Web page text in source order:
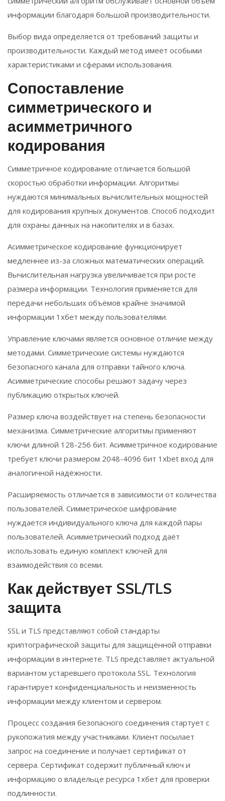
информации благодаря большой производительности.
Выбор вида определяется от требований защиты и
производительности. Каждый метод имеет особыми
характеристиками и сферами использования.
Сопоставление
симметрического и
асимметричного
кодирования
Симметричное кодирование отличается большой
скоростью обработки информации. Алгоритмы
нуждаются минимальных вычислительных мощностей
для кодирования крупных документов. Способ подходит
для охраны данных на накопителях и в базах.
Асимметрическое кодирование функционирует
медленнее из-за сложных математических операций.
Вычислительная нагрузка увеличивается при росте
размера информации. Технология применяется для
передачи небольших объёмов крайне значимой
информации 1хбет между пользователями.
Управление ключами является основное отличие между
методами. Симметрические системы нуждаются
безопасного канала для отправки тайного ключа.
Асимметрические способы решают задачу через
публикацию открытых ключей.
Размер ключа воздействует на степень безопасности
механизма. Симметрические алгоритмы применяют
ключи длиной 128-256 бит. Асимметричное кодирование
требует ключи размером 2048-4096 бит 1xbet вход для
аналогичной надёжности.
Расширяемость отличается в зависимости от количества
пользователей. Симметрическое шифрование
нуждается индивидуального ключа для каждой пары
пользователей. Асимметрический подход даёт
использовать единую комплект ключей для
взаимодействия со всеми.
Как действует SSL/TLS
защита
SSL и TLS представляют собой стандарты
криптографической защиты для защищённой отправки
информации в интернете. TLS представляет актуальной
вариантом устаревшего протокола SSL. Технология
гарантирует конфиденциальность и неизменность
информации между клиентом и сервером.
Процесс создания безопасного соединения стартует с
рукопожатия между участниками. Клиент посылает
запрос на соединение и получает сертификат от
сервера. Сертификат содержит публичный ключ и
информацию о владельце ресурса 1хбет для проверки
подлинности.